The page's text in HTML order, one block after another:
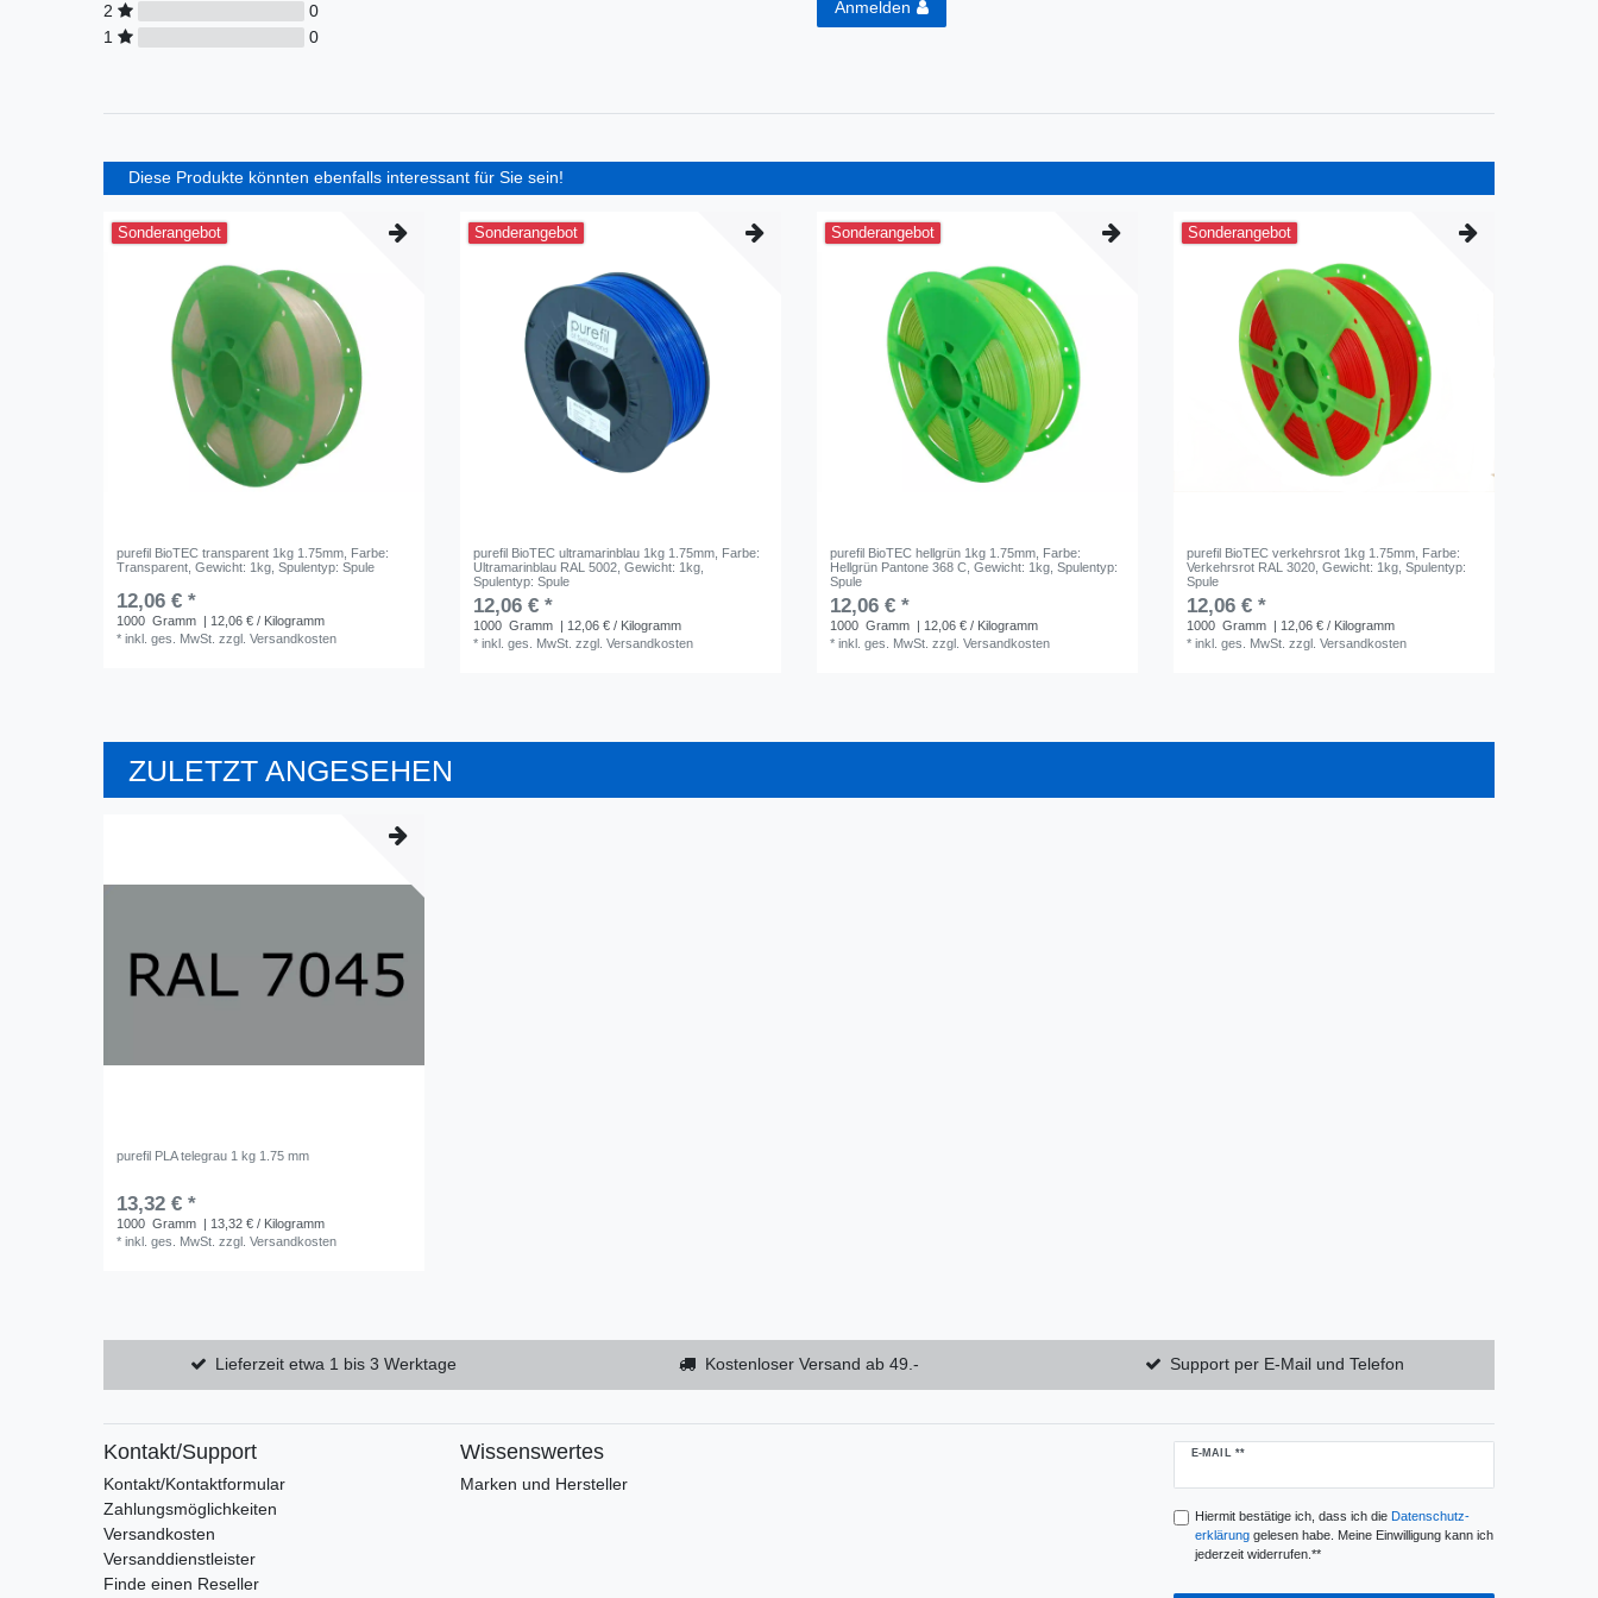
2
0
1
0
Anmelden
Diese Produkte könnten ebenfalls interessant für Sie sein!
Sonderangebot
purefil BioTEC transparent 1kg 1.75mm , Farbe:
Transparent , Gewicht: 1kg , Spulentyp: Spule
12,06 € *
1000 Gramm | 12,06 € / Kilogramm
*inkl. ges. MwSt. zzgl.Versandkosten
Sonderangebot
purefil BioTEC ultramarinblau 1kg 1.75mm , Farbe:
Ultramarinblau RAL 5002 , Gewicht: 1kg
Spulentyp: Spule
12,06 € *
1000 Gramm | 12,06 € / Kilogramm
*inkl. ges. MwSt. zzgl.Versandkosten
Sonderangebot
purefil BioTEC hellgrün 1kg 1.75mm , Farbe:
Hellgrün Pantone 368 C , Gewicht: 1kg , Spulentyp:
Spule
12,06 € *
1000 Gramm | 12,06 € / Kilogramm
*inkl. ges. MwSt. zzgl.Versandkosten
Sonderangebot
purefil BioTEC verkehrsrot 1kg 1.75mm , Farbe:
Verkehrsrot RAL 3020 , Gewicht: 1kg , Spulentyp:
Spule
12,06 € *
1000 Gramm | 12,06 € / Kilogramm
*inkl. ges. MwSt. zzgl.Versandkosten
ZULETZT ANGESEHEN
purefil PLA telegrau 1 kg 1.75 mm
13,32 € *
1000 Gramm | 13,32 € / Kilogramm
*inkl. ges. MwSt. zzgl.Versandkosten
Lieferzeit etwa 1 bis 3 Werktage Kostenloser Versand ab 49.- Support per E-Mail und Telefon
Kontakt/Support
Kontakt/Kontaktformular
Zahlungsmöglichkeiten
Versandkosten
Versanddienstleister
Finde einen Reseller
Wissenswertes
Marken und Hersteller
E-MAIL **
Newsletter
Hiermit bestätige ich, dass ich die Daten­schutz­
erklärunggelesen habe. Meine Einwilligung kann ich
jederzeit widerrufen.**